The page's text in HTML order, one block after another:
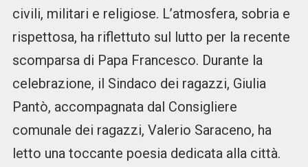
civili, militari e religiose. L’atmosfera, sobria e
rispettosa, ha riflettuto sul lutto per la recente
scomparsa di Papa Francesco. Durante la
celebrazione, il Sindaco dei ragazzi, Giulia
Pantò, accompagnata dal Consigliere
comunale dei ragazzi, Valerio Saraceno, ha
letto una toccante poesia dedicata alla città.